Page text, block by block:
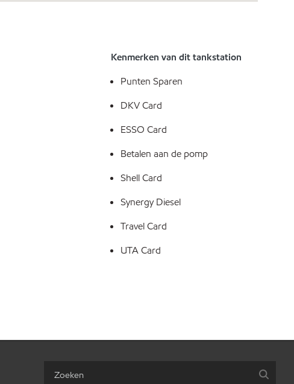
Kenmerken van dit tankstation
Punten Sparen
DKV Card
ESSO Card
Betalen aan de pomp
Shell Card
Synergy Diesel
Travel Card
UTA Card